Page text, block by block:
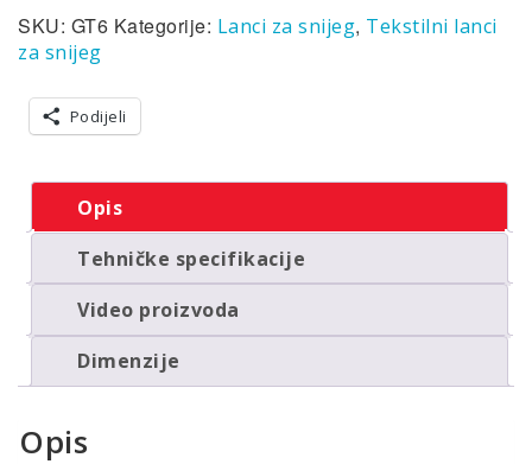
Grip
Tex
(par)
količina
SKU: GT6 Kategorije: Lanci za snijeg, Tekstilni lanci
za snijeg
Podijeli
Opis
Tehničke specifikacije
Video proizvoda
Dimenzije
Opis